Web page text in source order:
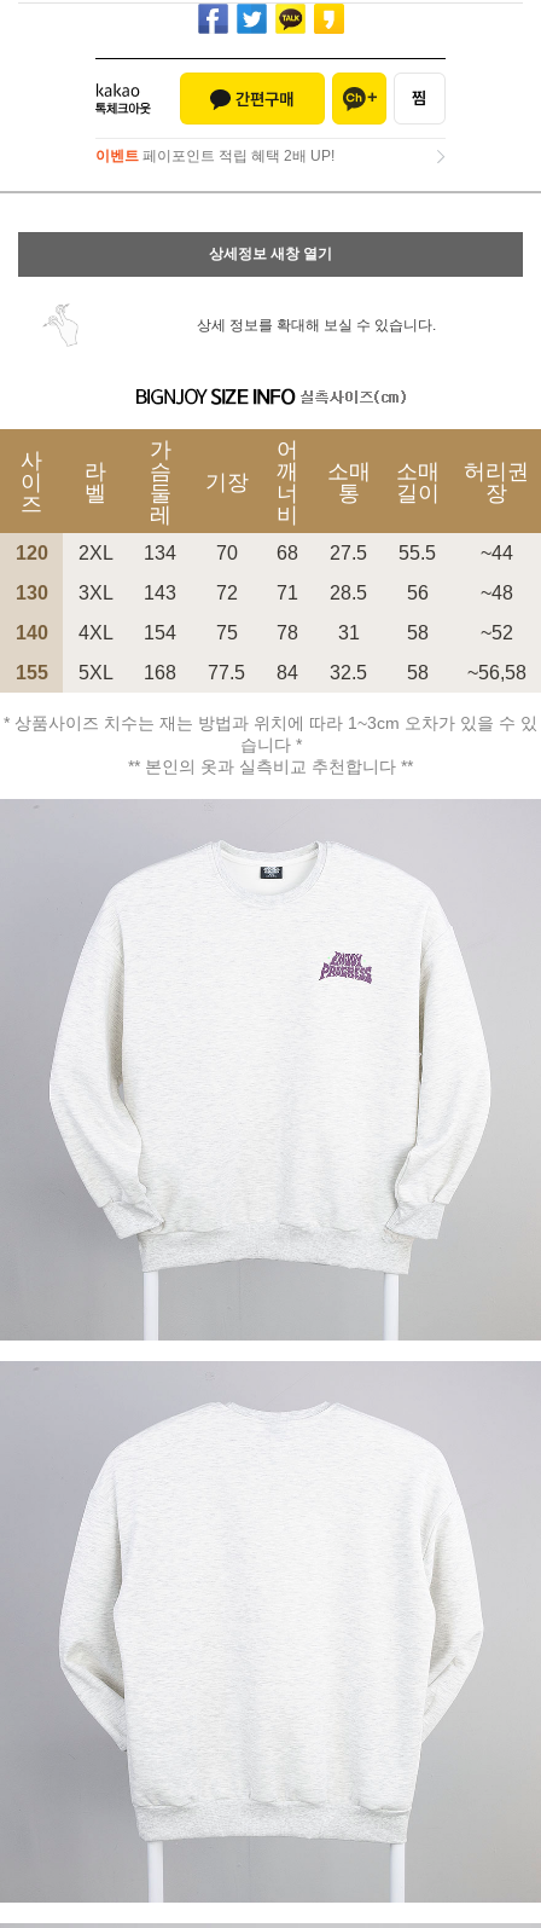
이벤트 페이포인트 적립 혜택 2배 UP!
이벤트페이포인트 적립 혜택 2배 UP!
상세정보 새창 열기
상세 정보를 확대해 보실 수 있습니다.
사
이
즈
라
벨
가
슴
둘
레
기장
어
깨
너
비
소매
통
소매
길이
허리권
장
120 2XL 134 70 68 27.5 55.5
~44
130
3XL 143 72 71 28.5 56
~48
140
4XL 154 75 78 31 58
~52
155
5XL 168 77.5 84 32.5 58 ~56,58
* 상품사이즈 치수는 재는 방법과 위치에 따라 1~3cm 오차가 있을 수 있
습니다 *
** 본인의 옷과 실측비교 추천합니다 **